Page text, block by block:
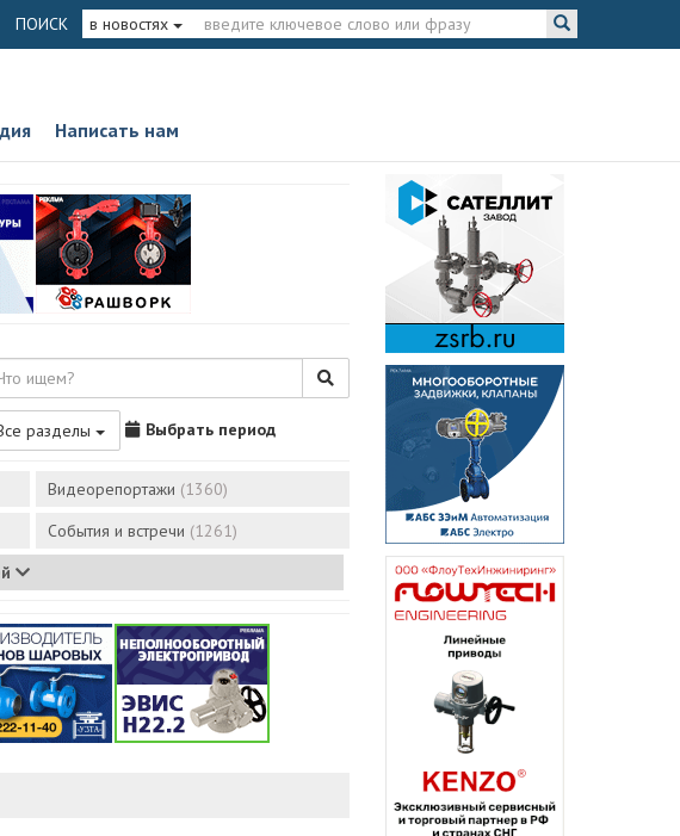
ПОИСК в новостях
Написать нам
разделы Выбрать период
Видеорепортажи (1360)
События и встречи (1261)